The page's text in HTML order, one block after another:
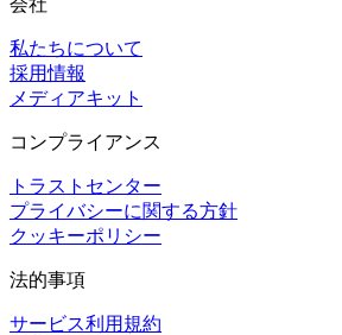
私たちについて
採用情報
メディアキット
コンプライアンス
トラストセンター
プライバシーに関する方針
クッキーポリシー
法的事項
サービス利用規約